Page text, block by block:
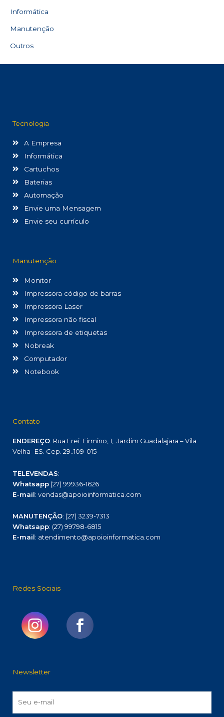
Informática
Manutenção
Outros
Tecnologia
A Empresa
Informática
Cartuchos
Baterias
Automação
Envie uma Mensagem
Envie seu currículo
Manutenção
Monitor
Impressora código de barras
Impressora Laser
Impressora não fiscal
Impressora de etiquetas
Nobreak
Computador
Notebook
Contato
ENDEREÇO: Rua Frei Firmino, 1, Jardim Guadalajara – Vila
Velha -ES. Cep. 29..109-015
TELEVENDAS:
Whatsapp (27) 99936-1626
E-mail: vendas@apoioinformatica.com
MANUTENÇÃO: (27) 3239-7313
Whatsapp: (27) 99798-6815
E-mail: atendimento@apoioinformatica.com
Redes Sociais
Newsletter